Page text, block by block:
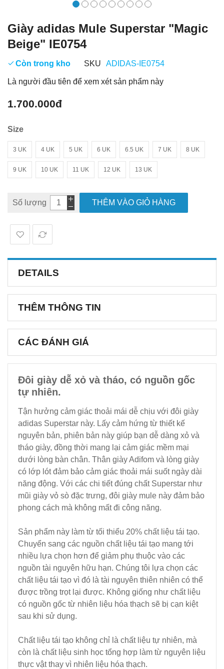
Giày adidas Mule Superstar "Magic
Beige" IE0754
Còn trong kho SKU ADIDAS-IE0754
Là người đầu tiên để xem xét sản phẩm này
1.700.000đ
Size
3 UK 4 UK 5 UK 6 UK 6.5 UK 7 UK 8 UK
9 UK 10 UK 11 UK 12 UK 13 UK
Số lượng THÊM VÀO GIỎ HÀNG
DETAILS
THÊM THÔNG TIN
CÁC ĐÁNH GIÁ
Đôi giày dễ xỏ và tháo, có nguồn gốc
tự nhiên.
Tận hưởng cảm giác thoải mái dễ chịu với đôi giày
adidas Superstar này. Lấy cảm hứng từ thiết kế
nguyên bản, phiên bản này giúp bạn dễ dàng xỏ và
tháo giày, đồng thời mang lại cảm giác mềm mại
dưới lòng bàn chân. Thân giày Adifom và lòng giày
có lớp lót đảm bảo cảm giác thoải mái suốt ngày dài
năng động. Với các chi tiết đúng chất Superstar như
mũi giày vỏ sò đặc trưng, đôi giày mule này đảm bảo
phong cách mà không mất đi công năng.
Sản phẩm này làm từ tối thiểu 20% chất liệu tái tạo.
Chuyển sang các nguồn chất liệu tái tạo mang tới
nhiều lựa chọn hơn để giảm phụ thuộc vào các
nguồn tài nguyên hữu hạn. Chúng tôi lựa chọn các
chất liệu tái tạo vì đó là tài nguyên thiên nhiên có thể
được trồng trọt lại được. Không giống như chất liệu
có nguồn gốc từ nhiên liệu hóa thạch sẽ bị cạn kiệt
sau khi sử dụng.
Chất liệu tái tạo không chỉ là chất liệu tự nhiên, mà
còn là chất liệu sinh học tổng hợp làm từ nguyên liệu
thực vật thay vì nhiên liệu hóa thạch.